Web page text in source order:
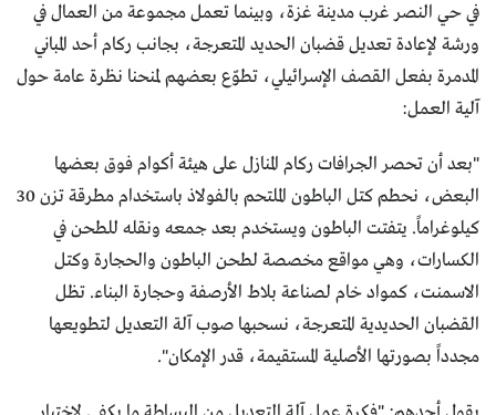
في حي النصر غرب مدينة غزة، وبينما تعمل مجموعة من العمال في
ورشة لإعادة تعديل قضبان الحديد المتعرجة، بجانب ركام أحد المباني
المدمرة بفعل القصف الإسرائيلي، تطوّع بعضهم لمنحنا نظرة عامة حول
آلية العمل:
"بعد أن تحصر الجرافات ركام المنازل على هيئة أكوام فوق بعضها
البعض، نحطم كتل الباطون الملتحم بالفولاذ باستخدام مطرقة تزن 30
كيلوغراماً. يتفتت الباطون ويستخدم بعد جمعه ونقله للطحن في
الكسارات، وهي مواقع مخصصة لطحن الباطون والحجارة وكتل
الاسمنت، كمواد خام لصناعة بلاط الأرصفة وحجارة البناء. تظل
القضبان الحديدية المتعرجة، نسحبها صوب آلة التعديل لتطويعها
مجدداً بصورتها الأصلية المستقيمة، قدر الإمكان".